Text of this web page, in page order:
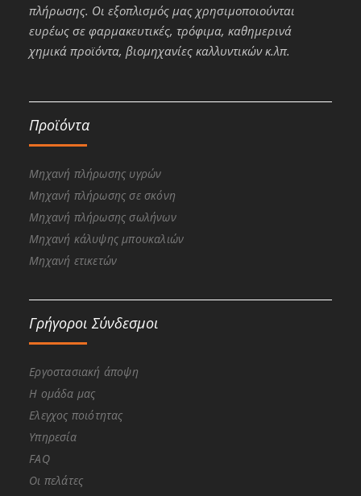
πλήρωσης. Οι εξοπλισμός μας χρησιμοποιούνται
ευρέως σε φαρμακευτικές, τρόφιμα, καθημερινά
χημικά προϊόντα, βιομηχανίες καλλυντικών κ.λπ.
Προϊόντα
Μηχανή πλήρωσης υγρών
Μηχανή πλήρωσης σε σκόνη
Μηχανή πλήρωσης σωλήνων
Μηχανή κάλυψης μπουκαλιών
Μηχανή ετικετών
Γρήγοροι Σύνδεσμοι
Εργοστασιακή άποψη
Η ομάδα μας
Ελεγχος ποιότητας
Υπηρεσία
FAQ
Οι πελάτες